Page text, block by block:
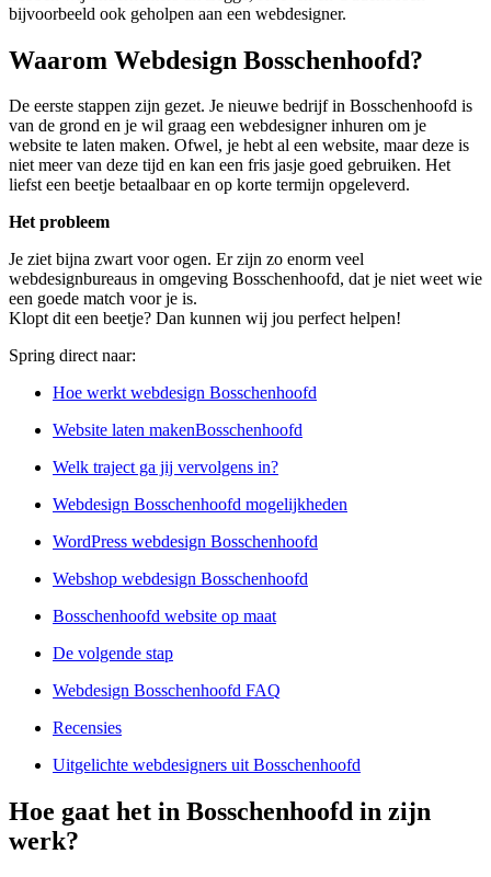
bijvoorbeeld ook geholpen aan een webdesigner.
Waarom Webdesign Bosschenhoofd?
De eerste stappen zijn gezet. Je nieuwe bedrijf in Bosschenhoofd is
van de grond en je wil graag een webdesigner inhuren om je
website te laten maken. Ofwel, je hebt al een website, maar deze is
niet meer van deze tijd en kan een fris jasje goed gebruiken. Het
liefst een beetje betaalbaar en op korte termijn opgeleverd.
Het probleem
Je ziet bijna zwart voor ogen. Er zijn zo enorm veel
webdesignbureaus in omgeving Bosschenhoofd, dat je niet weet wie
een goede match voor je is.
Klopt dit een beetje? Dan kunnen wij jou perfect helpen!
Spring direct naar:
Hoe werkt webdesign Bosschenhoofd
Website laten makenBosschenhoofd
Welk traject ga jij vervolgens in?
Webdesign Bosschenhoofd mogelijkheden
WordPress webdesign Bosschenhoofd
Webshop webdesign Bosschenhoofd
Bosschenhoofd website op maat
De volgende stap
Webdesign Bosschenhoofd FAQ
Recensies
Uitgelichte webdesigners uit Bosschenhoofd
Hoe gaat het in Bosschenhoofd in zijn
werk?